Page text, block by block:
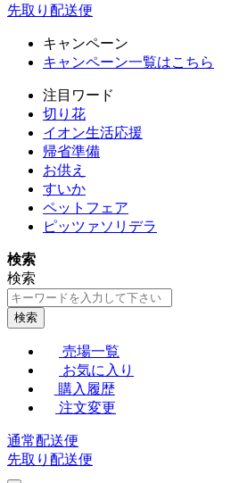
先取り配送便
キャンペーン
キャンペーン一覧はこちら
注目ワード
切り花
イオン生活応援
帰省準備
お供え
すいか
ペットフェア
ピッツァソリデラ
検索
検索
検索
売場一覧
お気に入り
購入履歴
注文変更
通常配送便
先取り配送便